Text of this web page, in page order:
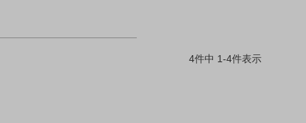
4件中 1-4件表示